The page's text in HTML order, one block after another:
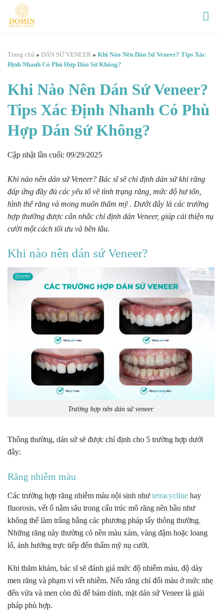
Chuyển
đến
Trang chủ » DÁN SỨ VENEER » Khi Nào Nên Dán Sứ Veneer? Tips Xác
Định Nhanh Có Phù Hợp Dán Sứ Không?
Khi Nào Nên Dán Sứ Veneer?
Tips Xác Định Nhanh Có Phù
Hợp Dán Sứ Không?
Cập nhật lần cuối: 09/29/2025
Khi nào nên dán sứ Veneer? Bác sĩ sẽ chỉ định dán sứ khi răng
đáp ứng đầy đủ các yếu tố về tình trạng răng, mức độ hư tổn,
hình thể răng và mong muốn thẩm mỹ . Dưới đây là các trường
hợp thường được cân nhắc chỉ định dán Veneer, giúp cải thiện nụ
cười một cách tối ưu và bền lâu.
Khi nào nên dán sứ Veneer?
Trường hợp nên dán sứ veneer.
Thông thường, dán sứ sẽ được chỉ định cho 5 trường hợp dưới
đây:
Răng nhiễm màu
Các trường hợp răng nhiễm màu nội sinh như tetracycline hay
fluorosis, vết ố nằm sâu trong cấu trúc mô răng nên hầu như
không thể làm trắng bằng các phương pháp tẩy thông thường.
Những răng này thường có nền màu xám, vàng đậm hoặc loang
lổ, ảnh hưởng trực tiếp đến thẩm mỹ nụ cười.
Khi thăm khám, bác sĩ sẽ đánh giá mức độ nhiễm màu, độ dày
men răng và phạm vi vết nhiễm. Nếu răng chỉ đổi màu ở mức nhẹ
đến vừa và men còn đủ để bám dính, mặt dán sứ Veneer là giải
pháp phù hợp.